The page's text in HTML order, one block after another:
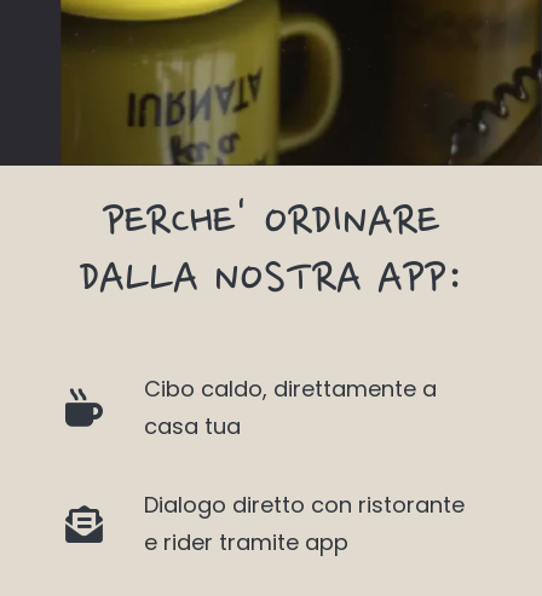
PERCHE' ORDINARE
DALLA NOSTRA APP:
Cibo caldo, direttamente a
casa tua
Dialogo diretto con ristorante
e rider tramite app